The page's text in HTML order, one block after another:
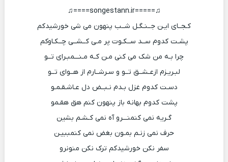
♫=====songestann.ir====♫
کـجــای ایـن جــنـگـل شــب پنهون می شی خورشیدکم
پشـت کدوم ســد ســکـوت پر مـی کــشــی چــکـاوکم
چرا بـه من شک می کنی مـن کـه مـنـــمبـرای تــو
لبـریـزم ازعـشــق تــو و سـرشــارم از هــوای تــو
دسـت کدوم غزل بـدم نـبــض دل عـاشـقـمـو
پشت کدوم بهانه باز پنهون کنم هق هقـمو
گـریه نمی کنمنـــرو آه نمی کـشـم بشین
حرف نمی زنـم بمـون بغض نمی کنمببیـن
سفر نکن خورشیدکم ترک نکن منونرو